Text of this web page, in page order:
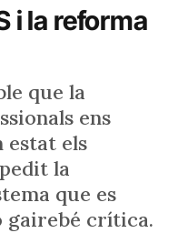
i la reforma
que la
ens
estat els
la
que es
gairebé crítica.